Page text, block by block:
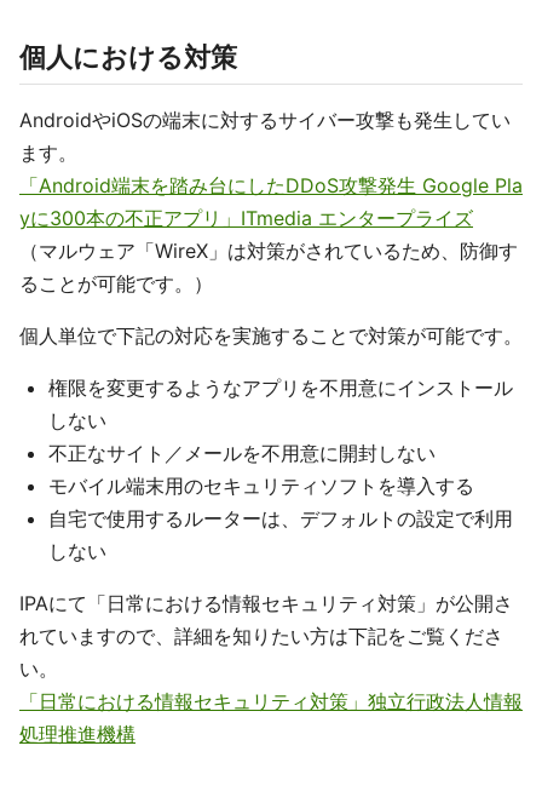
個人における対策
AndroidやiOSの端末に対するサイバー攻撃も発生してい
ます。
「Android端末を踏み台にしたDDoS攻撃発生 Google Pla
yに300本の不正アプリ」ITmedia エンタープライズ
（マルウェア「WireX」は対策がされているため、防御す
ることが可能です。）
個人単位で下記の対応を実施することで対策が可能です。
権限を変更するようなアプリを不用意にインストール
しない
不正なサイト／メールを不用意に開封しない
モバイル端末用のセキュリティソフトを導入する
自宅で使用するルーターは、デフォルトの設定で利用
しない
IPAにて「日常における情報セキュリティ対策」が公開さ
れていますので、詳細を知りたい方は下記をご覧くださ
い。
「日常における情報セキュリティ対策」独立行政法人情報
処理推進機構